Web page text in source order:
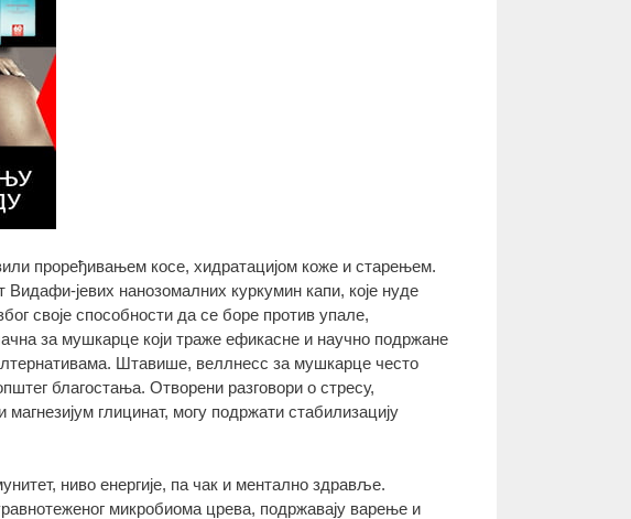
проређивањем косе, хидратацијом коже и старењем.
јевих нанозомалних куркумин капи, које нуде
своје способности да се боре против упале,
за мушкарце који траже ефикасне и научно подржане
Штавише, веллнесс за мушкарце често
благостања. Отворени разговори о стресу,
глицинат, могу подржати стабилизацију
ниво енергије, па чак и ментално здравље.
микробиома црева, подржавају варење и